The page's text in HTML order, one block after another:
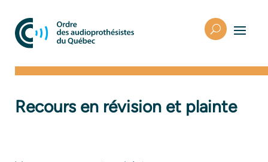
Recours en révision et plainte